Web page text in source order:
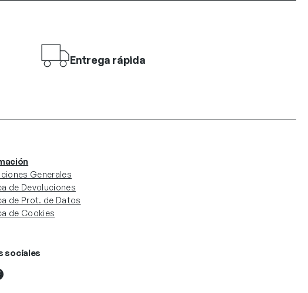
Entrega rápida
Generales
de Devoluciones
de Prot. de Datos
de Cookies
sociales